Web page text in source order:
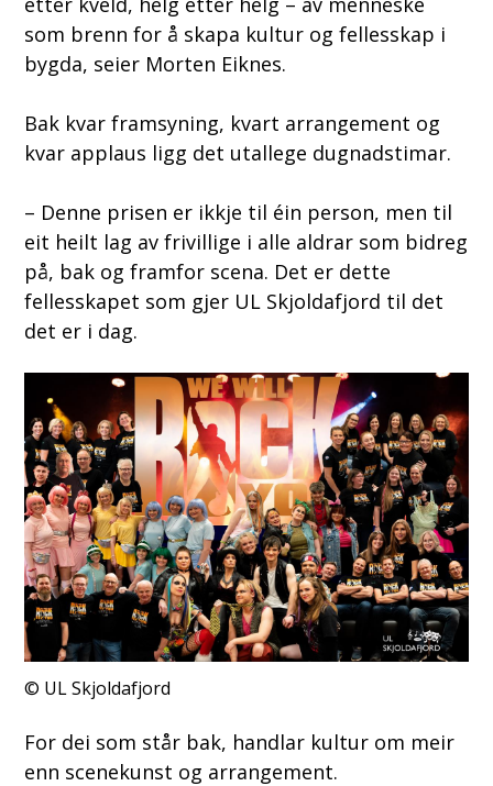
som brenn for å skapa kultur og fellesskap i
bygda, seier Morten Eiknes.
Bak kvar framsyning, kvart arrangement og
kvar applaus ligg det utallege dugnadstimar.
– Denne prisen er ikkje til éin person, men til
eit heilt lag av frivillige i alle aldrar som bidreg
på, bak og framfor scena. Det er dette
fellesskapet som gjer UL Skjoldafjord til det
det er i dag.
UL Skjoldafjord
For dei som står bak, handlar kultur om meir
enn scenekunst og arrangement.